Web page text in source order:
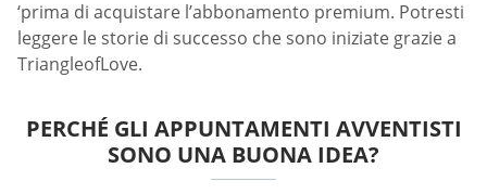
‘prima di acquistare l’abbonamento premium. Potresti
leggere le storie di successo che sono iniziate grazie a
TriangleofLove.
PERCHÉ GLI APPUNTAMENTI AVVENTISTI
SONO UNA BUONA IDEA?